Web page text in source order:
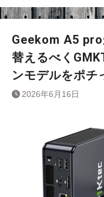
Geekom A5
替えるべく
ンモデルをポチ
2026年6月16日